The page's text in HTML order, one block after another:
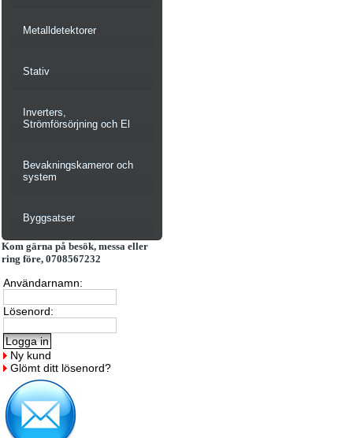
Metalldetektorer
Stativ
Inverters,
Strömförsörjning och El
Bevakningskameror och
system
Byggsatser
Kom gärna på besök, messa eller
ring före, 0708567232
Användarnamn:
Lösenord:
Ny kund
Glömt ditt lösenord?